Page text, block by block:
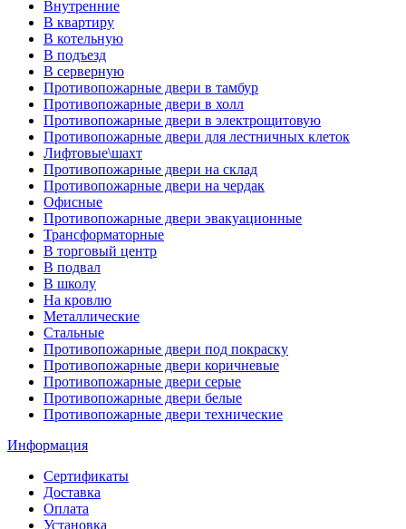
Внутренние
В квартиру
В котельную
В подъезд
В серверную
Противопожарные двери в тамбур
Противопожарные двери в холл
Противопожарные двери в электрощитовую
Противопожарные двери для лестничных клеток
Лифтовые\шахт
Противопожарные двери на склад
Противопожарные двери на чердак
Офисные
Противопожарные двери эвакуационные
Трансформаторные
В торговый центр
В подвал
В школу
На кровлю
Металлические
Стальные
Противопожарные двери под покраску
Противопожарные двери коричневые
Противопожарные двери серые
Противопожарные двери белые
Противопожарные двери технические
Информация
Сертификаты
Доставка
Оплата
Установка